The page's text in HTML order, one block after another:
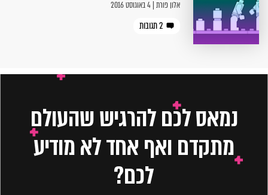
אלון פורת | 4 באוגוסט 2016
2 תגובות
נמאס לכם להרגיש שהעולם
מתקדם ואף אחד לא מודיע
לכם?